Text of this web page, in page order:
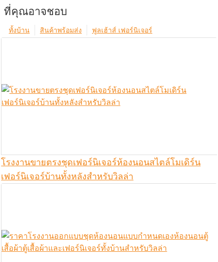
ที่คุณอาจชอบ
ฟูลเฮ้าส์ เฟอร์นิเจอร์
สินค้าพร้อมส่ง
ทั้งบ้าน
โรงงานขายตรงชุดเฟอร์นิเจอร์ห้องนอนสไตล์โมเดิร์น
เฟอร์นิเจอร์บ้านทั้งหลังสำหรับวิลล่า